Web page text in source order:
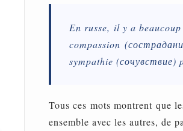
En russe, il y a
compassion
sympathie
Tous ces mots montrent que
ensemble avec les autres, de